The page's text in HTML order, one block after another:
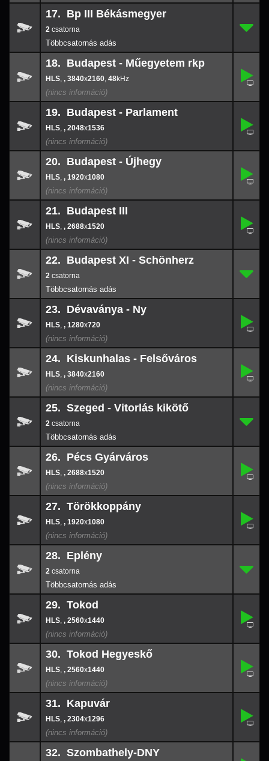
17.
17. Bp III Békásmegyer
2
18.
18. Budapest - Műegyetem rkp
, , 3840x2160, 48
3840x
19.
19. Budapest - Parlament
, , 2048x1536
,
2048x
20.
20. Budapest - Újhegy
, , 1920x1080
,
1920x
21.
21. Budapest III
, , 2688x1520
,
2688x
22.
22. Budapest XI - Schönherz
2
23.
23. Dévaványa - Ny
, , 1280x720
,
1280x
24.
24. Kiskunhalas - Felsőváros
, , 3840x2160
,
3840x
25.
25. Szeged - Vitorlás kikötő
2
26.
26. Pécs Gyárváros
, , 2688x1520
,
2688x
27.
27. Törökkoppány
, , 1920x1080
,
1920x
28.
28. Eplény
2
29.
29. Tokod
, , 2560x1440
,
2560x
30.
30. Tokod Hegyeskő
, , 2560x1440
,
2560x
31.
31. Kapuvár
, , 2304x1296
,
2304x
32. Szombathely-DNY